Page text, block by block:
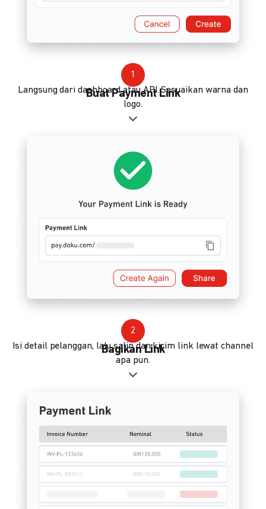
1
Buat Payment Link
Langsung dari dashboard atau API. Sesuaikan warna dan
logo.
2
Bagikan Link
Isi detail pelanggan, lalu salin dan kirim link lewat channel
apa pun.